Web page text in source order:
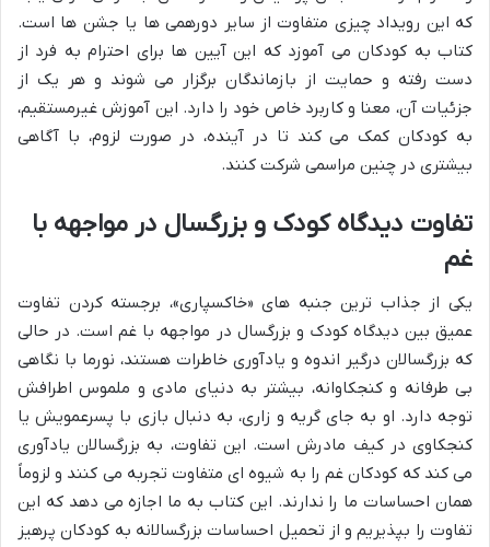
که این رویداد چیزی متفاوت از سایر دورهمی ها یا جشن ها است.
کتاب به کودکان می آموزد که این آیین ها برای احترام به فرد از
دست رفته و حمایت از بازماندگان برگزار می شوند و هر یک از
جزئیات آن، معنا و کاربرد خاص خود را دارد. این آموزش غیرمستقیم،
به کودکان کمک می کند تا در آینده، در صورت لزوم، با آگاهی
بیشتری در چنین مراسمی شرکت کنند.
تفاوت دیدگاه کودک و بزرگسال در مواجهه با
غم
یکی از جذاب ترین جنبه های «خاکسپاری»، برجسته کردن تفاوت
عمیق بین دیدگاه کودک و بزرگسال در مواجهه با غم است. در حالی
که بزرگسالان درگیر اندوه و یادآوری خاطرات هستند، نورما با نگاهی
بی طرفانه و کنجکاوانه، بیشتر به دنیای مادی و ملموس اطرافش
توجه دارد. او به جای گریه و زاری، به دنبال بازی با پسرعمویش یا
کنجکاوی در کیف مادرش است. این تفاوت، به بزرگسالان یادآوری
می کند که کودکان غم را به شیوه ای متفاوت تجربه می کنند و لزوماً
همان احساسات ما را ندارند. این کتاب به ما اجازه می دهد که این
تفاوت را بپذیریم و از تحمیل احساسات بزرگسالانه به کودکان پرهیز